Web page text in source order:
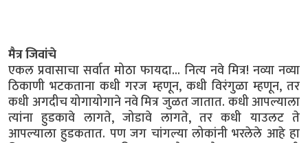
मैत्र जिवांचे
एकल प्रवासाचा सर्वात मोठा फायदा... नित्य नवे मित्र! नव्या नव्या
ठिकाणी भटकताना कधी गरज म्हणून, कधी विरंगुळा म्हणून, तर
कधी अगदीच योगायोगाने नवे मित्र जुळत जातात. कधी आपल्याला
त्यांना हुडकावे लागते, जोडावे लागते, तर कधी याउलट ते
आपल्याला हुडकतात. पण जग चांगल्या लोकांनी भरलेले आहे हा